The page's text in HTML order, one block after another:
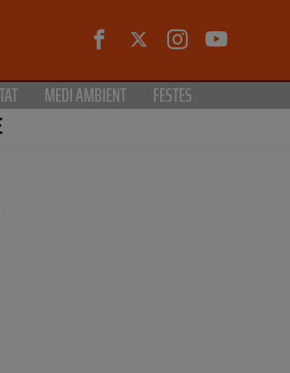
MEDI AMBIENT FESTES